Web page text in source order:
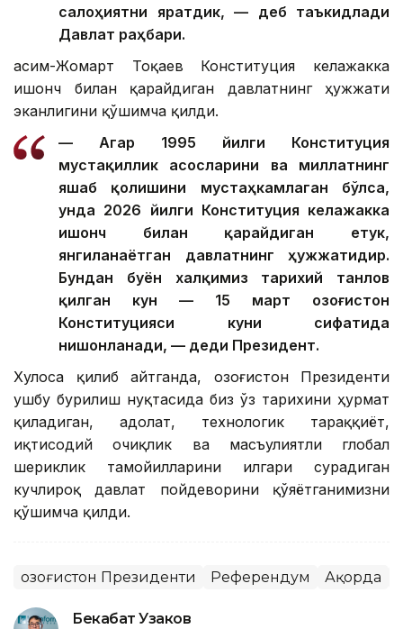
салоҳиятни яратдик, — деб таъкидлади
Давлат раҳбари.
Қасим-Жомарт Тоқаев Конституция келажакка
ишонч билан қарайдиган давлатнинг ҳужжати
эканлигини қўшимча қилди.
— Агар 1995 йилги Конституция
мустақиллик асосларини ва миллатнинг
яшаб қолишини мустаҳкамлаган бўлса,
унда 2026 йилги Конституция келажакка
ишонч билан қарайдиган етук,
янгиланаётган давлатнинг ҳужжатидир.
Бундан буён халқимиз тарихий танлов
қилган кун — 15 март Қозоғистон
Конституцияси куни сифатида
нишонланади, — деди Президент.
Хулоса қилиб айтганда, Қозоғистон Президенти
ушбу бурилиш нуқтасида биз ўз тарихини ҳурмат
қиладиган, адолат, технологик тараққиёт,
иқтисодий очиқлик ва масъулиятли глобал
шериклик тамойилларини илгари сурадиган
кучлироқ давлат пойдеворини қўяётганимизни
қўшимча қилди.
Қозоғистон Президенти Референдум Ақорда
Бекабат Узаков